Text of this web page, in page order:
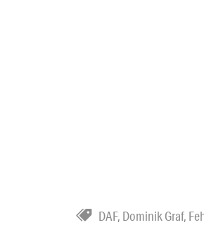
DAF, Dominik Graf,